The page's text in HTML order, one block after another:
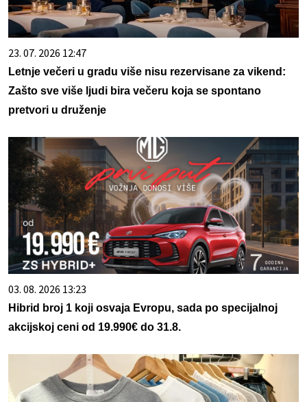
23. 07. 2026 12:47
Letnje večeri u gradu više nisu rezervisane za vikend:
Zašto sve više ljudi bira večeru koja se spontano
pretvori u druženje
03. 08. 2026 13:23
Hibrid broj 1 koji osvaja Evropu, sada po specijalnoj
akcijskoj ceni od 19.990€ do 31.8.